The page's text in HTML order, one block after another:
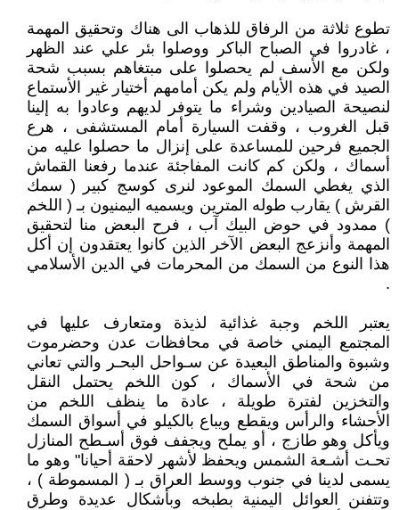
تطوع ثلاثة من الرفاق للذهاب الى هناك وتحقيق المهمة
، غادروا في الصباح الباكر ووصلوا بئر علي عند الظهر
ولكن مع الأسف لم يحصلوا على مبتغاهم بسبب شحة
الصيد في هذه الأيام ولم يكن أمامهم أختيار غير الأستماع
لنصيحة الصيادين وشراء ما يتوفر لديهم وعادوا به إلينا
قبل الغروب ، وقفت السيارة أمام المستشفى ، هرع
الجميع فرحين للمساعدة على إنزال ما حصلوا عليه من
أسماك ، ولكن كم كانت المفاجئة عندما رفعنا القماش
الذي يغطي السمك الموعود لنرى كوسج كبير ( سمك
القرش ) يقارب طوله المترين ويسميه اليمنيون بـ ( اللخم
) ممدود في حوض البيك آب ، فرح البعض منا لتحقيق
المهمة وأنزعج البعض الآخر الذين كانوا يعتقدون إن أكل
هذا النوع من السمك من المحرمات في الدين الأسلامي
.
يعتبر اللخم وجبة غذائية لذيذة ومتعارف عليها في
المجتمع اليمني خاصة في محافظات عدن وحضرموت
وشبوة والمناطق البعيدة عن سـواحل البحـر والتي تعاني
من شحة في الأسماك ، كون اللخم يحتمل النقل
والتخزين لفترة طويلة ، عادة ما ينظف اللخم من
الأحشاء والرأس ويقطع ويباع بالكيلو في أسواق السمك
ويأكل وهو طازج ، أو يملح ويجفف فوق أسـطح المنازل
تحـت أشـعة الشمس ويحفظ لأشهر لاحقة أحيانا" وهو ما
يسمى لدينا في جنوب ووسط العراق بـ ( المسموطة ) ،
وتتفنن العوائل اليمنية بطبخه وبأشكال عديدة وطرق